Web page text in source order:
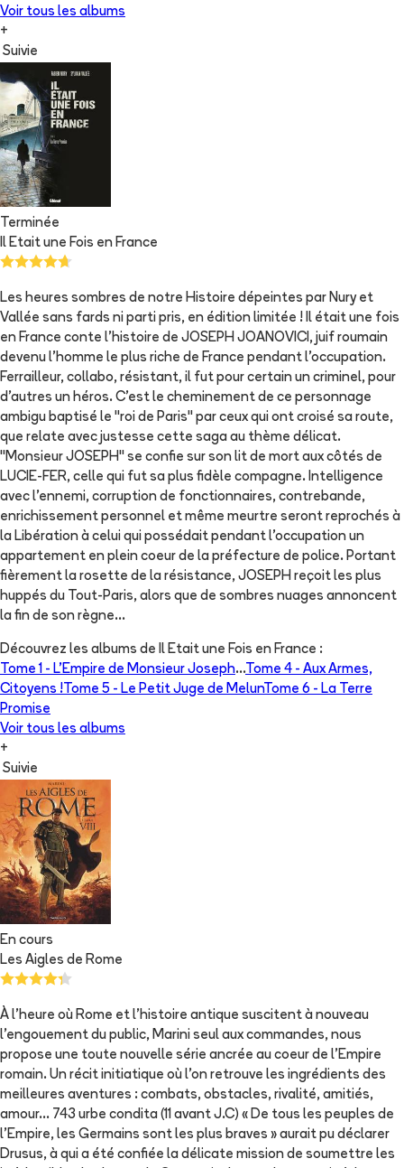
Voir tous les albums
+
Suivie
Terminée
Il Etait une Fois en France
Les heures sombres de notre Histoire dépeintes par Nury et
Vallée sans fards ni parti pris, en édition limitée ! Il était une fois
en France conte l'histoire de JOSEPH JOANOVICI, juif roumain
devenu l'homme le plus riche de France pendant l'occupation.
Ferrailleur, collabo, résistant, il fut pour certain un criminel, pour
d'autres un héros. C'est le cheminement de ce personnage
ambigu baptisé le "roi de Paris" par ceux qui ont croisé sa route,
que relate avec justesse cette saga au thème délicat.
"Monsieur JOSEPH" se confie sur son lit de mort aux côtés de
LUCIE-FER, celle qui fut sa plus fidèle compagne. Intelligence
avec l'ennemi, corruption de fonctionnaires, contrebande,
enrichissement personnel et même meurtre seront reprochés à
la Libération à celui qui possédait pendant l'occupation un
appartement en plein coeur de la préfecture de police. Portant
fièrement la rosette de la résistance, JOSEPH reçoit les plus
huppés du Tout-Paris, alors que de sombres nuages annoncent
la fin de son règne...
Découvrez les albums de Il Etait une Fois en France :
Tome 1 - L'Empire de Monsieur Joseph...Tome 4 - Aux Armes,
Citoyens ! Tome 5 - Le Petit Juge de MelunTome 6 - La Terre
Promise
Voir tous les albums
+
Suivie
En cours
Les Aigles de Rome
À l'heure où Rome et l'histoire antique suscitent à nouveau
l'engouement du public, Marini seul aux commandes, nous
propose une toute nouvelle série ancrée au coeur de l'Empire
romain. Un récit initiatique où l'on retrouve les ingrédients des
meilleures aventures : combats, obstacles, rivalité, amitiés,
amour... 743 urbe condita (11 avant J.C) « De tous les peuples de
l'Empire, les Germains sont les plus braves » aurait pu déclarer
Drusus, à qui a été confiée la délicate mission de soumettre les